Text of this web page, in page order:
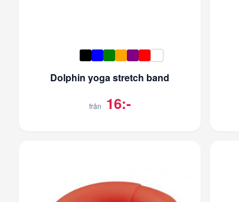
Dolphin yoga stretch band
från 16:-